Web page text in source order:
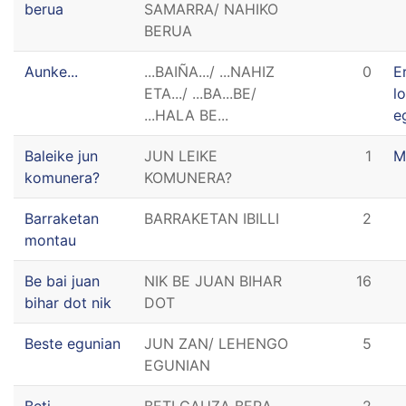
berua
SAMARRA/ NAHIKO
BERUA
Aunke...
...BAIÑA.../ ...NAHIZ
ETA.../ ...BA...BE/
...HALA BE...
0
Baleike jun
komunera?
JUN LEIKE
KOMUNERA?
1
Barraketan
montau
BARRAKETAN IBILLI 2
Be bai juan
bihar dot nik
NIK BE JUAN BIHAR
DOT
16
Beste egunian
JUN ZAN/ LEHENGO
EGUNIAN
5